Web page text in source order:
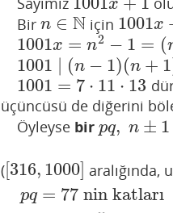
x
Bir n ∈ N
n∈N için 1001x
1001x+
1001x = n2 − 1 = (
1001x= n2 −1= n− 1 (n+ 1)
1001 ∣ (n − 1)(n + 1
1001∣ n−1 (n +1)
1001 = 7 ⋅ 11 ⋅ 13
1001= 7⋅ 11 ⋅13
üçüncüsü de diğerini
Öyleyse bir pq, n ± 1
pq, n± 1
( 316, 1000]
316,1000] aralığında,
pq = 77 nin katları